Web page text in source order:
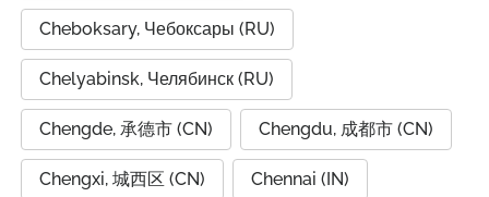
Cheboksary, Чебоксары (RU)
Chelyabinsk, Челябинск (RU)
Chengde, 承德市 (CN) Chengdu, 成都市 (CN)
Chengxi, 城西区 (CN) Chennai (IN)